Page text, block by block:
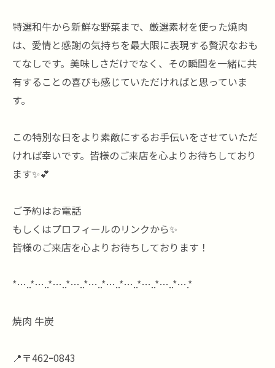
特選和牛から新鮮な野菜まで、厳選素材を使った焼肉
は、愛情と感謝の気持ちを最大限に表現する贅沢なおも
てなしです。美味しさだけでなく、その瞬間を一緒に共
有することの喜びも感じていただければと思っていま
す。
この特別な日をより素敵にするお手伝いをさせていただ
ければ幸いです。皆様のご来店を心よりお待ちしており
ます✨💕
ご予約はお電話
もしくはプロフィールのリンクから✨
皆様のご来店を心よりお待ちしております！
*…..*…..*…..*…..*…..*…..*…..*…..*…..*….*
焼肉 牛炭
📍〒462ｰ0843